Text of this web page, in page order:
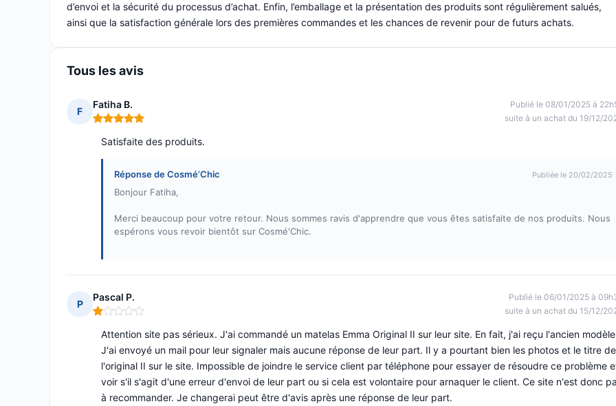
d’envoi et la sécurité du processus d’achat. Enfin, l’emballage et la présentation des produits sont régulièrement salués,
ainsi que la satisfaction générale lors des premières commandes et les chances de revenir pour de futurs achats.
Tous les avis
F
Fatiha B.
Note : 5 sur 5
Publié le 08/01/2025 à
suite à un achat du 19/12/
Satisfaite des produits.
Réponse de Cosmé’Chic Publiée le 20/02/2025
Bonjour Fatiha,
Merci beaucoup pour votre retour. Nous sommes ravis d'apprendre que vous êtes satisfaite de nos produits. Nous
espérons vous revoir bientôt sur Cosmé'Chic.
P
Pascal P.
Note : 1 sur 5
Publié le 06/01/2025 à
suite à un achat du 15/12/
Attention site pas sérieux. J'ai commandé un matelas Emma Original II sur leur site. En fait, j'ai reçu l'ancien
J'ai envoyé un mail pour leur signaler mais aucune réponse de leur part. Il y a pourtant bien les photos et le titre de
l'original II sur le site. Impossible de joindre le service client par téléphone pour essayer de résoudre ce problème
voir s'il s'agit d'une erreur d'envoi de leur part ou si cela est volontaire pour arnaquer le client. Ce site n'est donc
à recommander. Je changerai peut être d'avis après une réponse de leur part.